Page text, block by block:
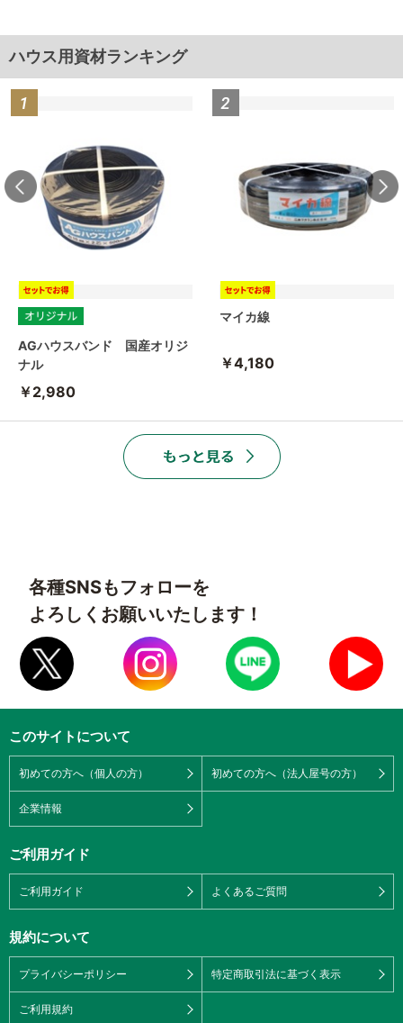
ハウス用資材ランキング
AGハウスバンド 国産オリジ
ナル
￥2,980
マイカ線
￥4,180
各種SNSもフォローを
よろしくお願いいたします！
このサイトについて
初めての方へ（個人の方） 初めての方へ（法人屋号の方）
企業情報
ご利用ガイド
ご利用ガイド よくあるご質問
規約について
プライバシーポリシー 特定商取引法に基づく表示
ご利用規約